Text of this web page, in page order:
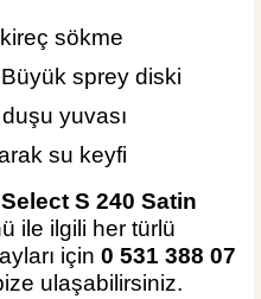
sökme
sprey diski
yuvası
su keyfi
S 240 Satin
ile ilgili her türlü
için 0 531 388 07
ulaşabilirsiniz.